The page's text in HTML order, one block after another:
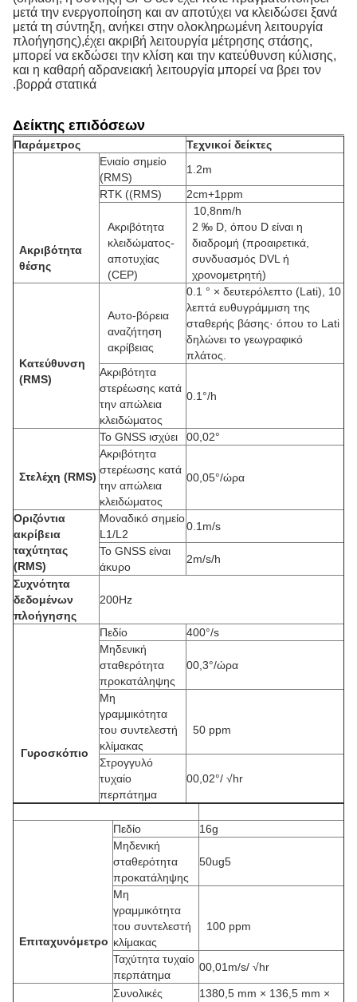
μετά την ενεργοποίηση και αν αποτύχει να κλειδώσει ξανά
μετά τη σύντηξη, ανήκει στην ολοκληρωμένη λειτουργία
πλοήγησης),έχει ακριβή λειτουργία μέτρησης στάσης,
μπορεί να εκδώσει την κλίση και την κατεύθυνση κύλισης,
και η καθαρή αδρανειακή λειτουργία μπορεί να βρει τον
βορρά στατικά.
Δείκτης επιδόσεων
Παράμετρος Τεχνικοί δείκτες
Ακριβότητα
θέσης
Ενιαίο σημείο
(RMS)
1.2m
RTK ((RMS)
2cm+1ppm
Ακριβότητα
κλειδώματος-
αποτυχίας
(CEP)
10,8nm/h
2 ‰ D, όπου D είναι η
διαδρομή (προαιρετικά,
συνδυασμός DVL ή
χρονομετρητή)
Κατεύθυνση
(RMS)
Αυτο-βόρεια
αναζήτηση
ακρίβειας
0.1 ° × δευτερόλεπτο (Lati), 10
λεπτά ευθυγράμμιση της
σταθερής βάσης· όπου το Lati
δηλώνει το γεωγραφικό
πλάτος.
Ακριβότητα
στερέωσης κατά
την απώλεια
κλειδώματος
0.1°/h
Στελέχη (RMS)
Το GNSS ισχύει
00,02°
Ακριβότητα
στερέωσης κατά
την απώλεια
κλειδώματος
00,05°/ώρα
Οριζόντια
ακρίβεια
ταχύτητας
(RMS)
Μοναδικό σημείο
L1/L2
0.1m/s
Το GNSS είναι
άκυρο
2m/s/h
Συχνότητα
δεδομένων
πλοήγησης
200Hz
Γυροσκόπιο
Πεδίο
400°/s
Μηδενική
σταθερότητα
προκατάληψης
00,3°/ώρα
Μη
γραμμικότητα
του συντελεστή
κλίμακας
50 ppm
Στρογγυλό
τυχαίο
περπάτημα
00,02°/ √hr
Επιταχυνόμετρο
Πεδίο
16g
Μηδενική
σταθερότητα
προκατάληψης
50ug5
Μη
γραμμικότητα
του συντελεστή
κλίμακας
100 ppm
Ταχύτητα τυχαίο
περπάτημα
00,01m/s/ √hr
Συνολικές
1380,5 mm × 136,5 mm ×